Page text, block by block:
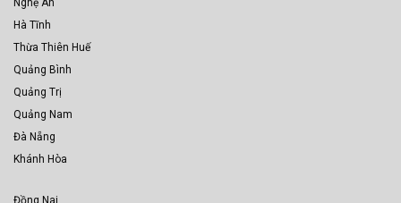
Nghệ An
Hà Tĩnh
Thừa Thiên Huế
Quảng Bình
Quảng Trị
Quảng Nam
Đà Nẵng
Khánh Hòa